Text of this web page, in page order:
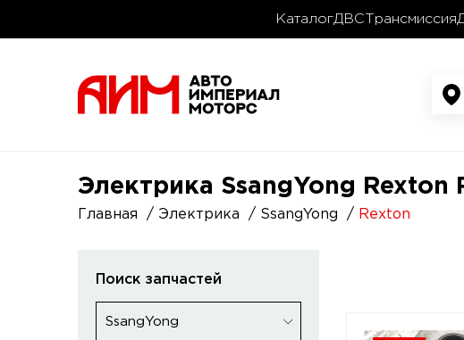
КаталогДВС Трансмиссия
Электрика SsangYong
Главная Электрика SsangYong Rexton
Поиск запчастей
SsangYong